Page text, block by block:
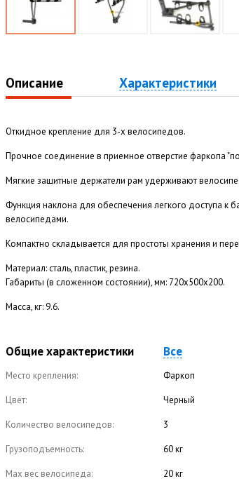
Описание Характеристики
Откидное крепление для 3-х велосипедов.
Прочное соединение в приемное отверстие фаркопа
Мягкие защитные держатели рам удерживают
Функция наклона для обеспечения легкого доступа к
велосипедами.
Компактно складывается для простоты хранения и
Материал: сталь, пластик, резина.
Габариты (в сложенном состоянии), мм: 720x500x200.
Масса, кг: 9.6.
Общие характеристики Все
Место крепления: Фаркоп
Цвет: Черный
Количество велосипедов: 3
Грузоподъемность: 60 кг
Max вес велосипеда: 20 кг